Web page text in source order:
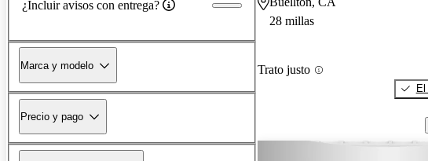
¿Incluir avisos con entrega?
Marca y modelo
Precio y pago
28 millas
Trato justo